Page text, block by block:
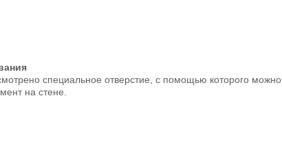
специальное отверстие, с помощью которого можно
на стене.